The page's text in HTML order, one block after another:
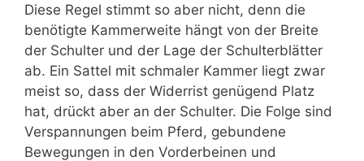
Diese Regel stimmt so aber nicht, denn die
benötigte Kammerweite hängt von der Breite
der Schulter und der Lage der Schulterblätter
ab. Ein Sattel mit schmaler Kammer liegt zwar
meist so, dass der Widerrist genügend Platz
hat, drückt aber an der Schulter. Die Folge sind
Verspannungen beim Pferd, gebundene
Bewegungen in den Vorderbeinen und